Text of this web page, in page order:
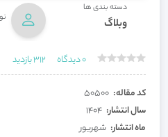
دسته بندی ها
وبلاگ
0دیدگاه 312بازدید
کد مقاله: 50500
سال انتشار: 1404
ماه انتشار: شهریور